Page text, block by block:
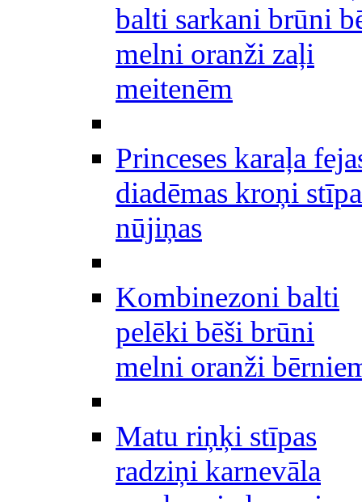
balti sarkani brūni
melni oranži zaļi
meitenēm
Princeses karaļa
diadēmas kroņi
nūjiņas
Kombinezoni balti
pelēki bēši brūni
melni oranži
Matu riņķi stīpas
radziņi karnevāla